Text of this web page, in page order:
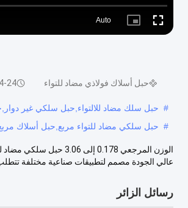
Auto
Picture- Fullscreen
حبل أسلاك فولاذي مضاد للتواء 24
# حبل سلك مضاد للالتواء,حبل سلكي غير
# حبل سلكي مضاد للتواء مربع,حبل أسلاك
الوزن المرجعي 0.178
عالي الجودة مصمم لتطبيقات صناعية مختلفة تتطلب
رسائل الزائر